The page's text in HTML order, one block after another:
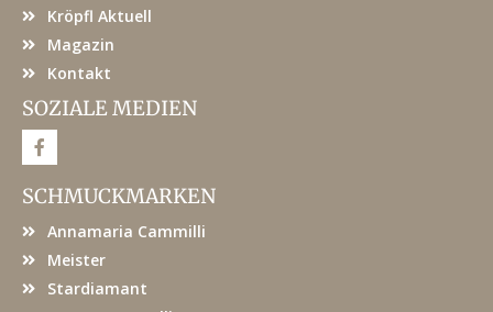
Kröpfl Aktuell
Magazin
Kontakt
SOZIALE MEDIEN
F
a
e
b
o
SCHMUCKMARKEN
Annamaria Cammilli
Meister
Stardiamant